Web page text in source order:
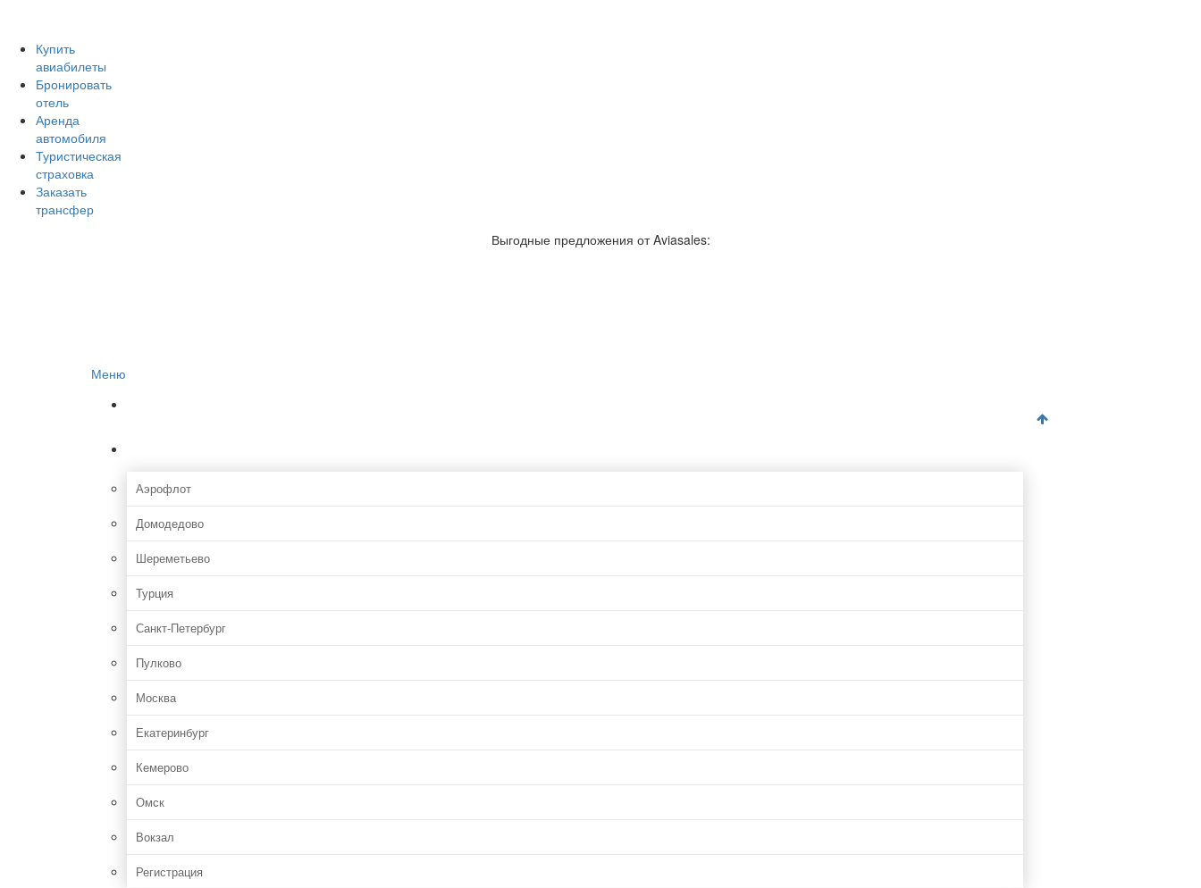
Купить
авиабилеты
Бронировать
отель
Аренда
автомобиля
Туристическая
страховка
Заказать
трансфер
Выгодные предложения от Aviasales:
Меню
Аэрофлот
Домодедово
Шереметьево
Турция
Санкт-Петербург
Пулково
Москва
Екатеринбург
Кемерово
Омск
Вокзал
Регистрация